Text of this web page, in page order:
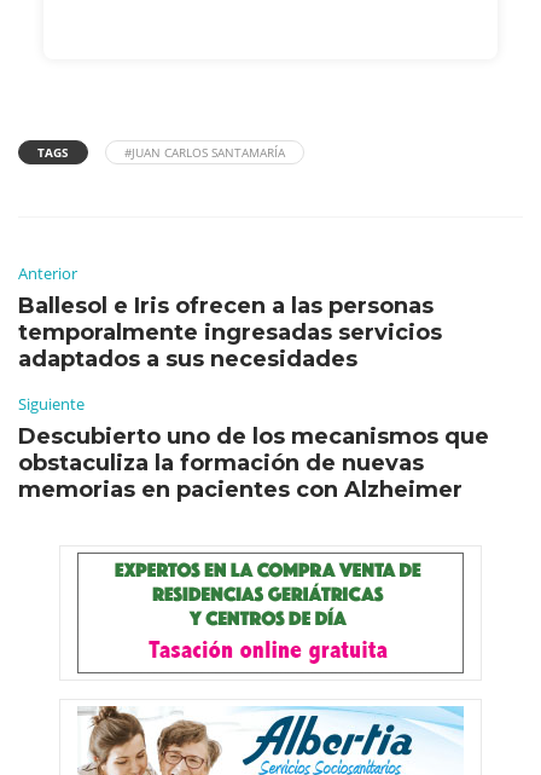
TAGS #JUAN CARLOS SANTAMARÍA
Anterior
Ballesol e Iris ofrecen a las personas
temporalmente ingresadas servicios
adaptados a sus necesidades
Siguiente
Descubierto uno de los mecanismos que
obstaculiza la formación de nuevas
memorias en pacientes con Alzheimer